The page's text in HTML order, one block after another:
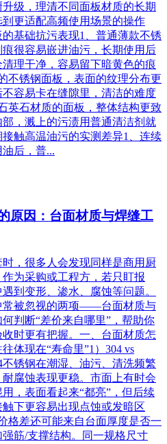
级，理清不同面板材质的长期
更适配高频使用场景的操作
基础抗污表现1、普通薄款不锈
很容易嵌进油污，长期使用后
理干净，容易留下暗黄色的痕
不锈钢面板，表面的纹理分布更
容易卡在缝隙里，清洁的难度
英石材质的面板，整体结构更致
，溅上的污渍用普通清洁剂就
触高温油污的实测差异1、连续
后，普...
原因：台面材质与焊缝工
，很多人会发现同样是商用厨
为采购或工程方，若只盯报
到变形、渗水、腐蚀等问题。
常被忽视的两项——台面材质与
判断“差价来自哪里”，帮助你
时更有把握。一、台面材质怎
体现在“寿命里”1）304 vs
不锈钢在潮湿、油污、清洗频繁
腐蚀表现更稳。市面上有时会
，表面看起来“都亮”，但后续
下更容易出现点蚀或发暗区
格差还可能来自台面厚度是否一
筋/支撑结构。同一规格尺寸